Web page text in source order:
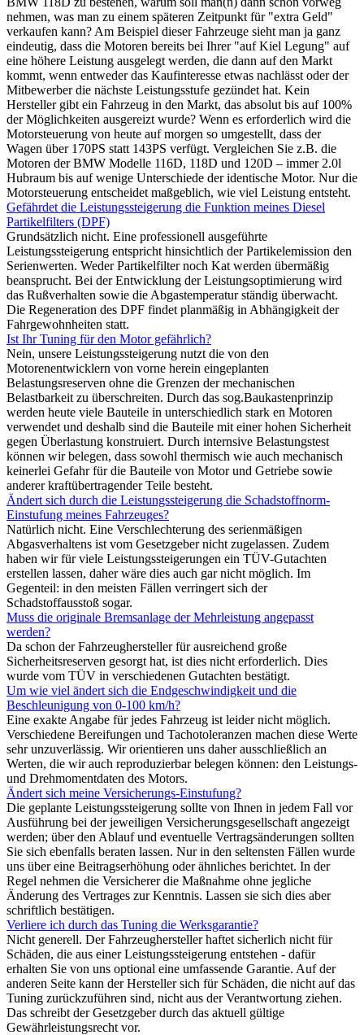
nehmen, was man zu einem späteren Zeitpunkt für "extra Geld"
verkaufen kann? Am Beispiel dieser Fahrzeuge sieht man ja ganz
eindeutig, dass die Motoren bereits bei Ihrer "auf Kiel Legung" auf
eine höhere Leistung ausgelegt werden, die dann auf den Markt
kommt, wenn entweder das Kaufinteresse etwas nachlässt oder der
Mitbewerber die nächste Leistungsstufe gezündet hat. Kein
Hersteller gibt ein Fahrzeug in den Markt, das absolut bis auf 100%
der Möglichkeiten ausgereizt wurde? Wenn es erforderlich wird die
Motorsteuerung von heute auf morgen so umgestellt, dass der
Wagen über 170PS statt 143PS verfügt. Vergleichen Sie z.B. die
Motoren der BMW Modelle 116D, 118D und 120D – immer 2.0l
Hubraum bis auf wenige Unterschiede der identische Motor. Nur die
Motorsteuerung entscheidet maßgeblich, wie viel Leistung entsteht.
Gefährdet die Leistungssteigerung die Funktion meines Diesel
Partikelfilters (DPF)
Grundsätzlich nicht. Eine professionell ausgeführte
Leistungssteigerung entspricht hinsichtlich der Partikelemission den
Serienwerten. Weder Partikelfilter noch Kat werden übermäßig
beansprucht. Bei der Entwicklung der Leistungsoptimierung wird
das Rußverhalten sowie die Abgastemperatur ständig überwacht.
Die Regeneration des DPF findet planmäßig in Abhängigkeit der
Fahrgewohnheiten statt.
Ist Ihr Tuning für den Motor gefährlich?
Nein, unsere Leistungssteigerung nutzt die von den
Motorenentwicklern von vorne herein eingeplanten
Belastungsreserven ohne die Grenzen der mechanischen
Belastbarkeit zu überschreiten. Durch das sog.Baukastenprinzip
werden heute viele Bauteile in unterschiedlich stark en Motoren
verwendet und deshalb sind die Bauteile mit einer hohen Sicherheit
gegen Überlastung konstruiert. Durch internsive Belastungstest
können wir belegen, dass sowohl thermisch wie auch mechanisch
keinerlei Gefahr für die Bauteile von Motor und Getriebe sowie
anderer kraftübertragender Teile besteht.
Ändert sich durch die Leistungssteigerung die Schadstoffnorm-
Einstufung meines Fahrzeuges?
Natürlich nicht. Eine Verschlechterung des serienmäßigen
Abgasverhaltens ist vom Gesetzgeber nicht zugelassen. Zudem
haben wir für viele Leistungssteigerungen ein TÜV-Gutachten
erstellen lassen, daher wäre dies auch gar nicht möglich. Im
Gegenteil: in den meisten Fällen verringert sich der
Schadstoffausstoß sogar.
Muss die originale Bremsanlage der Mehrleistung angepasst
werden?
Da schon der Fahrzeughersteller für ausreichend große
Sicherheitsreserven gesorgt hat, ist dies nicht erforderlich. Dies
wurde vom TÜV in verschiedenen Gutachten bestätigt.
Um wie viel ändert sich die Endgeschwindigkeit und die
Beschleunigung von 0-100 km/h?
Eine exakte Angabe für jedes Fahrzeug ist leider nicht möglich.
Verschiedene Bereifungen und Tachotoleranzen machen diese Werte
sehr unzuverlässig. Wir orientieren uns daher ausschließlich an
Werten, die wir auch reproduzierbar belegen können: den Leistungs-
und Drehmomentdaten des Motors.
Ändert sich meine Versicherungs-Einstufung?
Die geplante Leistungssteigerung sollte von Ihnen in jedem Fall vor
Ausführung bei der jeweiligen Versicherungsgesellschaft angezeigt
werden; über den Ablauf und eventuelle Vertragsänderungen sollten
Sie sich ebenfalls beraten lassen. Nur in den seltensten Fällen wurde
uns über eine Beitragserhöhung oder ähnliches berichtet. In der
Regel nehmen die Versicherer die Maßnahme ohne jegliche
Änderung des Vertrages zur Kenntnis. Lassen sie sich dies aber
schriftlich bestätigen.
Verliere ich durch das Tuning die Werksgarantie?
Nicht generell. Der Fahrzeughersteller haftet sicherlich nicht für
Schäden, die aus einer Leistungssteigerung entstehen - dafür
erhalten Sie von uns optional eine umfassende Garantie. Auf der
anderen Seite kann der Hersteller sich für Schäden, die nicht auf das
Tuning zurückzuführen sind, nicht aus der Verantwortung ziehen.
Das schreibt der Gesetzgeber durch das aktuell gültige
Gewährleistungsrecht vor.